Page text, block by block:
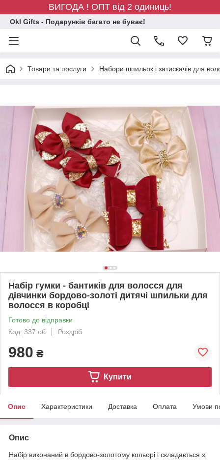
ВИГОДА ! ОПТ від 2 одиниць!
Okl Gifts - Подарунків багато не буває!
Товари та послуги Набори шпильок і затискачів для
Набір гумки - бантиків для волосся для
дівчинки бордово-золоті дитячі шпильки для
волосся в коробці
Готово до відправки
Код: 337 об
Роздріб
980 ₴
Купити
Опис Характеристики Доставка Оплата Умови
Опис
Набір виконаний в бордово-золотому кольорі і складається з: